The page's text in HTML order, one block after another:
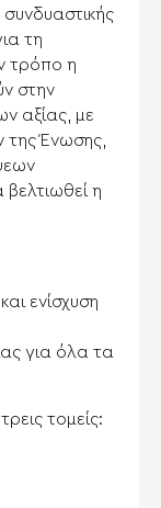
τη
τρόπο η
στην
αξίας, με
Ένωσης,
η
ενίσχυση
για όλα τα
τομείς: